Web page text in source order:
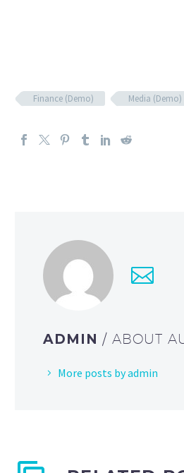
Finance (Demo) Media (Demo)
ADMIN / ABOUT
More posts by admin